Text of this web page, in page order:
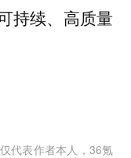
持续、高质量
代表作者本人，36氪